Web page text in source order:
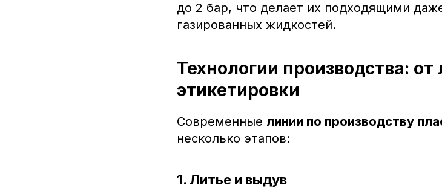
до 2 бар, что делает их подходящими
газированных жидкостей.
Технологии производства: от
этикетировки
Современные линии по производству
несколько этапов:
1. Литье и выдув